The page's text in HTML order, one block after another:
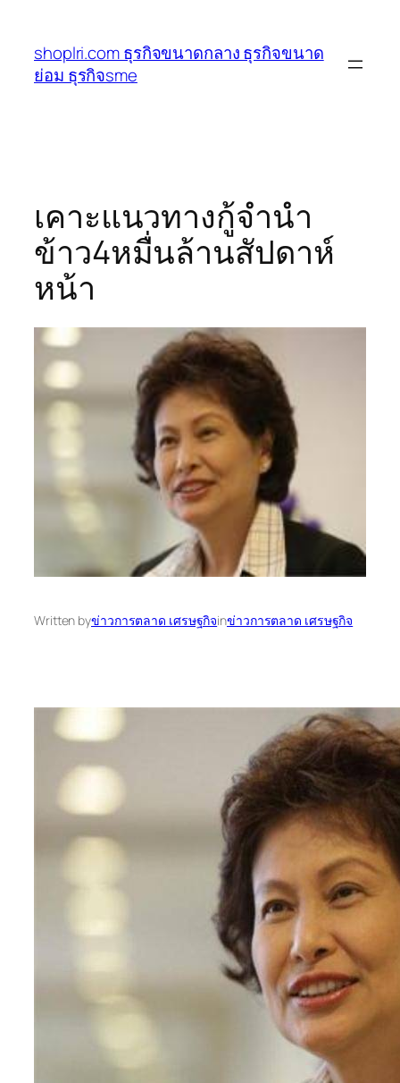
เนื้อหา
shoplri.com ธุรกิจขนาดกลาง ธุรกิจขนาด
ย่อม ธุรกิจsme
เคาะแนวทางกู้จำนำ
ข้าว4หมื่นล้านสัปดาห์
หน้า
Written byข่าวการตลาด เศรษฐกิจinข่าวการตลาด เศรษฐกิจ